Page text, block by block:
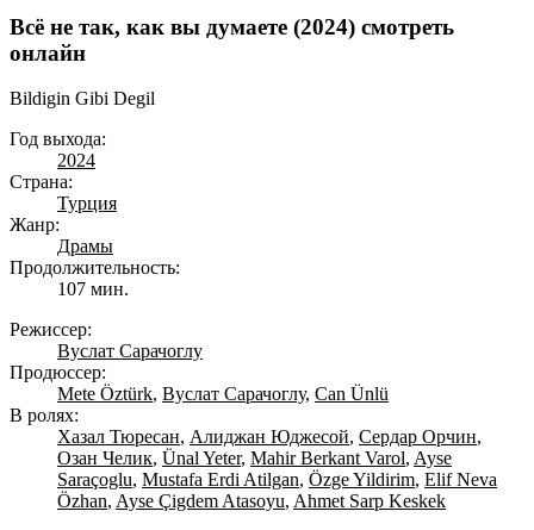
Всё не так, как вы думаете (2024) смотреть
онлайн
Bildigin Gibi Degil
Год выхода:
2024
Страна:
Турция
Жанр:
Драмы
Продолжительность:
107 мин.
Режиссер:
Вуслат Сарачоглу
Продюссер:
Mete Öztürk, Вуслат Сарачоглу, Can Ünlü
В ролях:
Хазал Тюресан, Алиджан Юджесой, Сердар Орчин,
Озан Челик, Ünal Yeter, Mahir Berkant Varol, Ayse
Saraçoglu, Mustafa Erdi Atilgan, Özge Yildirim, Elif Neva
Özhan, Ayse Çigdem Atasoyu, Ahmet Sarp Keskek